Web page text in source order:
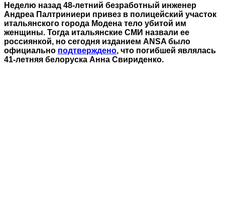
Неделю назад 48-летний безработный инженер
Андреа Палтриниери привез в полицейский участок
итальянского города Модена тело убитой им
женщины. Тогда итальянские СМИ назвали ее
россиянкой, но сегодня изданием ANSA было
официально подтверждено, что погибшей являлась
41-летняя белоруска Анна Свириденко.